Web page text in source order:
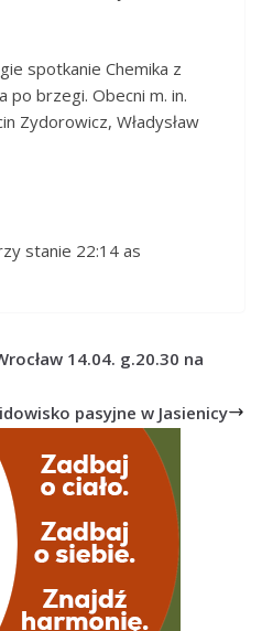
spotkanie Chemika z
po brzegi. Obecni m. in.
Zydorowicz, Władysław
stanie 22:14 as
14.04. g.20.30 na
pasyjne w Jasienicy